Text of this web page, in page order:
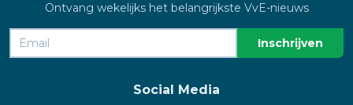
Ontvang wekelijks het belangrijkste VvE-nieuws
Social Media